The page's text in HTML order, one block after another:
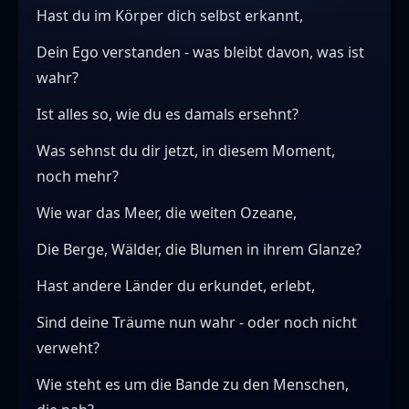
Hast du im Körper dich selbst erkannt,
Dein Ego verstanden - was bleibt davon, was ist
wahr?
Ist alles so, wie du es damals ersehnt?
Was sehnst du dir jetzt, in diesem Moment,
noch mehr?
Wie war das Meer, die weiten Ozeane,
Die Berge, Wälder, die Blumen in ihrem Glanze?
Hast andere Länder du erkundet, erlebt,
Sind deine Träume nun wahr - oder noch nicht
verweht?
Wie steht es um die Bande zu den Menschen,